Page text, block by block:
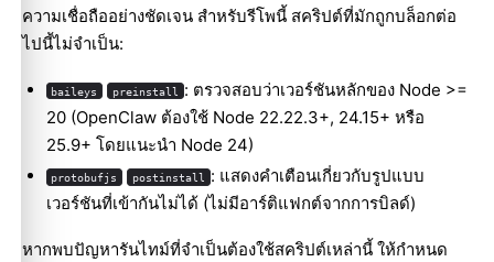
ความเชื่อถืออย่างชัดเจน สำหรับรีโพนี้ สคริปต์ที่มักถูกบล็อกต่อ
ไปนี้ไม่จำเป็น:
baileys preinstall : ตรวจสอบว่าเวอร์ชันหลักของ Node >=
20 (OpenClaw ต้องใช้ Node 22.22.3+, 24.15+ หรือ
25.9+ โดยแนะนำ Node 24)
protobufjs postinstall : แสดงคำเตือนเกี่ยวกับรูปแบบ
เวอร์ชันที่เข้ากันไม่ได้ (ไม่มีอาร์ติแฟกต์จากการบิลด์)
หากพบปัญหารันไทม์ที่จำเป็นต้องใช้สคริปต์เหล่านี้ ให้กำหนด